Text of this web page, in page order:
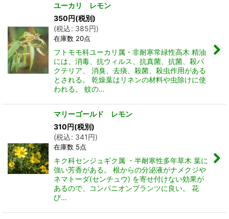
ユーカリ レモン
350円(税別)
(税込: 385円)
在庫数 20点
フトモモ科ユーカリ属・非耐寒常緑性高木 精油
には、消毒、抗ウィルス、抗真菌、抗菌、殺バ
クテリア、 消臭、去痰、殺菌、殺虫作用がある
とされる。 乾燥葉はリネンの材料や虫除けに使
われる。 蚊の…
マリーゴールド レモン
310円(税別)
(税込: 341円)
在庫数 5点
キク科センジュギク属 ・半耐寒性多年草木 葉に
強い芳香がある。 根からの分泌液がナメクジや
ネマトーダ(センチュウ) を寄せ付けない効果が
あるので、コンパニオンプランツに良い。 花
び…